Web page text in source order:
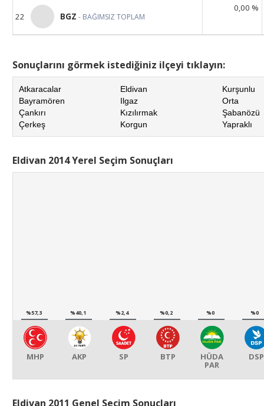
22 BGZ - BAĞIMSIZ TOPLAM
0,00 %
Sonuçlarını görmek istediğiniz ilçeyi tıklayın:
Atkaracalar
Bayramören
Çankırı
Çerkeş
Eldivan
Ilgaz
Kızılırmak
Korgun
Kurşunlu
Orta
Şabanözü
Yapraklı
Eldivan 2014 Yerel Seçim Sonuçları
%57,3
MHP
%40,1
AKP
%2,4
SP
%0,2
BTP
%0
HÜDA
PAR
%0
DSP
Eldivan 2011 Genel Seçim Sonuçları